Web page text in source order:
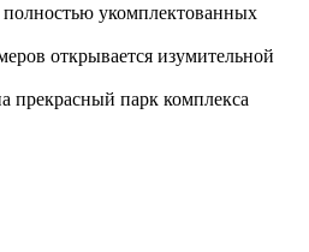
укомплектованных
открывается изумительной
прекрасный парк комплекса